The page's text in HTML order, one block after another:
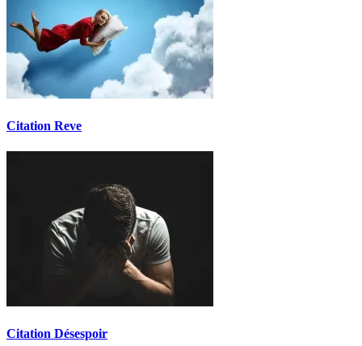
Citation Reve
Citation Désespoir